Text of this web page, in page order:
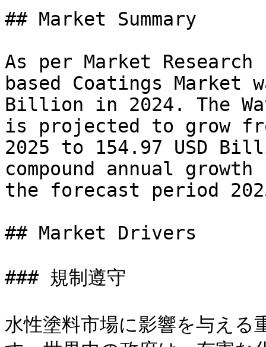
## Market Summary
As per Market
based Coatings Market
Billion in 2024. The
is projected to grow
2025 to 154.97 USD
compound annual
the forecast period
## Market Drivers
### 規制遵守
水性塗料市場に影響を与える